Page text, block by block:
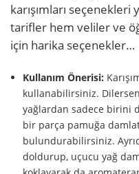
karışımları seçenekleri
tarifler hem veliler ve
için harika seçenekler…
Kullanım Önerisi:
kullanabilirsiniz.
yağlardan sadece birini
bir parça pamuğa
bulundurabilirsiniz.
doldurup, uçucu yağ